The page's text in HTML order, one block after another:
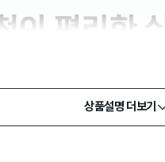
상품설명 더보기